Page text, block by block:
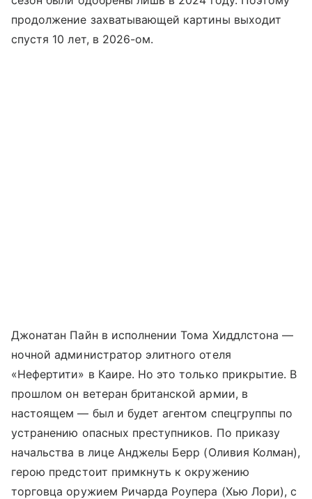
продолжение захватывающей картины выходит
спустя 10 лет, в 2026-ом.
Джонатан Пайн в исполнении Тома Хиддлстона —
ночной администратор элитного отеля
«Нефертити» в Каире. Но это только прикрытие. В
прошлом он ветеран британской армии, в
настоящем — был и будет агентом спецгруппы по
устранению опасных преступников. По приказу
начальства в лице Анджелы Берр (Оливия Колман),
герою предстоит примкнуть к окружению
торговца оружием Ричарда Роупера (Хью Лори), с